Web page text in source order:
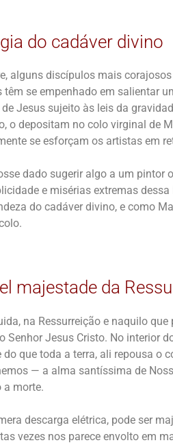
do cadáver divino
alguns discípulos mais
têm se empenhado em salientar
Jesus sujeito às leis da
o depositam no colo virginal de
se esforçam os artistas em
dado sugerir algo a um pintor
e misérias extremas
do cadáver divino, e como
majestade da
na Ressurreição e naquilo
Senhor Jesus Cristo. No interior
que toda a terra, ali repousa o
— a alma santíssima de
a morte.
descarga elétrica, pode ser
vezes nos parece envolto em